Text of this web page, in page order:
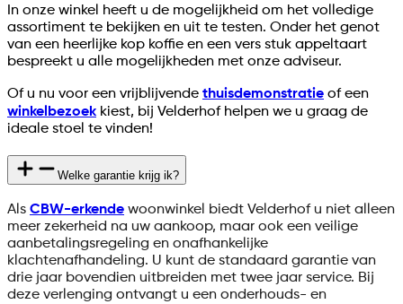
In onze winkel heeft u de mogelijkheid om het volledige
assortiment te bekijken en uit te testen. Onder het genot
van een heerlijke kop koffie en een vers stuk appeltaart
bespreekt u alle mogelijkheden met onze adviseur.
Of u nu voor een vrijblijvende thuisdemonstratie of een
winkelbezoek kiest, bij Velderhof helpen we u graag de
ideale stoel te vinden!
Welke garantie krijg ik?
Als CBW-erkende woonwinkel biedt Velderhof u niet alleen
meer zekerheid na uw aankoop, maar ook een veilige
aanbetalingsregeling en onafhankelijke
klachtenafhandeling. U kunt de standaard garantie van
drie jaar bovendien uitbreiden met twee jaar service. Bij
deze verlenging ontvangt u een onderhouds- en